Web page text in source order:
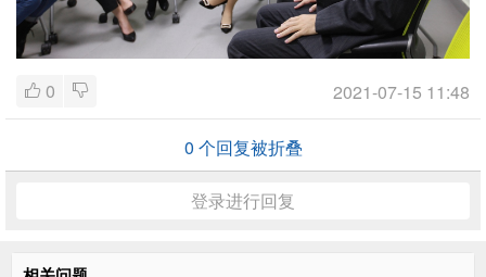
0 2021-07-15 11:48
0 个回复被折叠
登录进行回复